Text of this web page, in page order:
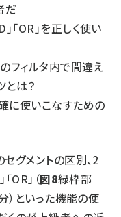
だ
「OR」を正しく使い
フィルタ内で間違え
とは？
に使いこなすための
グメントの区別、2
OR」（図8緑枠部
）といった機能の使